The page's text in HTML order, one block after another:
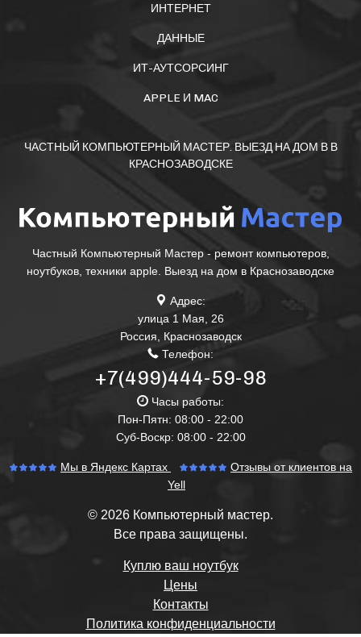
ИНТЕРНЕТ
ДАННЫЕ
ИТ-АУТСОРСИНГ
APPLE И MAC
ЧАСТНЫЙ КОМПЬЮТЕРНЫЙ МАСТЕР. ВЫЕЗД НА ДОМ В В
КРАСНОЗАВОДСКЕ
Частный Компьютерный Мастер - ремонт компьютеров,
ноутбуков, техники apple. Выезд на дом в Краснозаводске
Адрес:
улица 1 Мая, 26
Россия, Краснозаводск
Телефон:
+7(499)444-59-98
Часы работы:
Пон-Пятн: 08:00 - 22:00
Суб-Воскр: 08:00 - 22:00
Мы в Яндекс Картах
Отзывы от клиентов на
Yell
© 2026 Компьютерный мастер.
Все права защищены.
Куплю ваш ноутбук
Цены
Контакты
Политика конфиденциальности